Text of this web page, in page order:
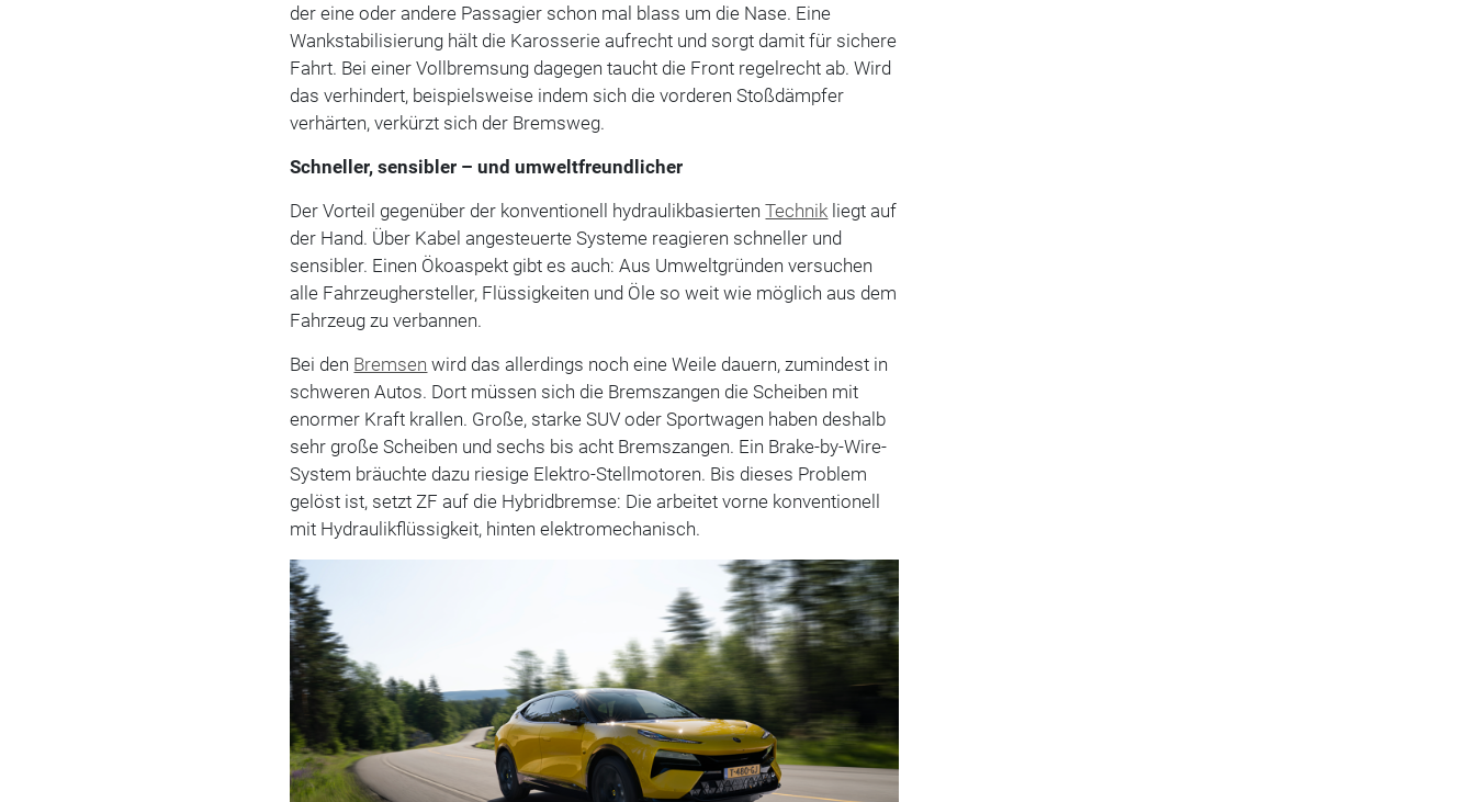
der eine oder andere Passagier schon mal blass um die Nase. Eine
Wankstabilisierung hält die Karosserie aufrecht und sorgt damit für sichere
Fahrt. Bei einer Vollbremsung dagegen taucht die Front regelrecht ab. Wird
das verhindert, beispielsweise indem sich die vorderen Stoßdämpfer
verhärten, verkürzt sich der Bremsweg.
Schneller, sensibler – und umweltfreundlicher
Der Vorteil gegenüber der konventionell hydraulikbasiertenTechnik liegt auf
der Hand. Über Kabel angesteuerte Systeme reagieren schneller und
sensibler. Einen Ökoaspekt gibt es auch: Aus Umweltgründen versuchen
alle Fahrzeughersteller, Flüssigkeiten und Öle so weit wie möglich aus dem
Fahrzeug zu verbannen.
Bei den Bremsen wird das allerdings noch eine Weile dauern, zumindest in
schweren Autos. Dort müssen sich die Bremszangen die Scheiben mit
enormer Kraft krallen. Große, starke SUV oder Sportwagen haben deshalb
sehr große Scheiben und sechs bis acht Bremszangen. Ein Brake-by-Wire-
System bräuchte dazu riesige Elektro-Stellmotoren. Bis dieses Problem
gelöst ist, setzt ZF auf die Hybridbremse: Die arbeitet vorne konventionell
mit Hydraulikflüssigkeit, hinten elektromechanisch.